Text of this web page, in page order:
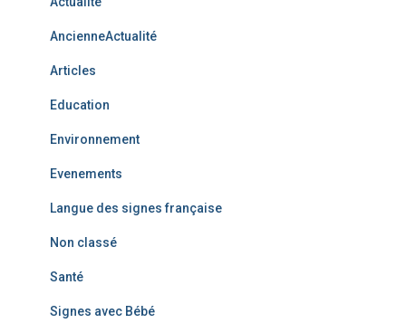
AncienneActualité
Articles
Education
Environnement
Evenements
Langue des signes française
Non classé
Santé
Signes avec Bébé